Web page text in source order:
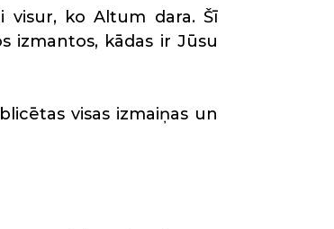
visur, ko Altum dara. Šī
izmantos, kādas ir Jūsu
visas izmaiņas un